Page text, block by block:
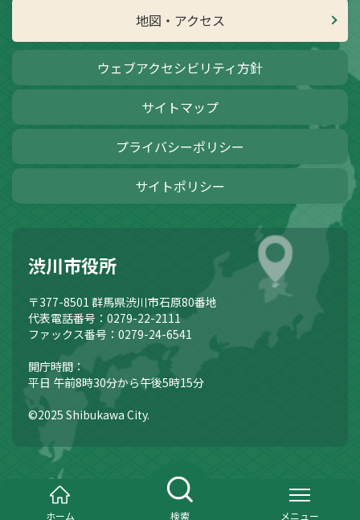
地図・アクセス
ウェブアクセシビリティ方針
サイトマップ
プライバシーポリシー
サイトポリシー
渋川市役所
〒377-8501 群馬県渋川市石原80番地
代表電話番号：0279-22-2111
ファックス番号：0279-24-6541
開庁時間：
平日 午前8時30分から午後5時15分
©2025 Shibukawa City.
ホーム 検索 メニュー